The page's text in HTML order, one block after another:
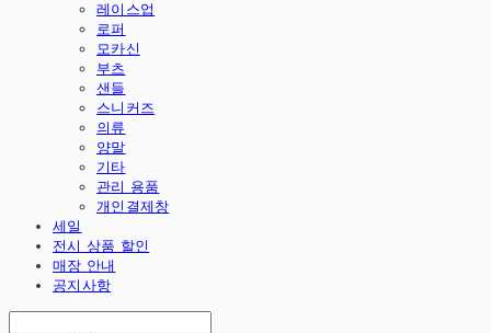
레이스업
로퍼
모카신
부츠
샌들
스니커즈
의류
양말
기타
관리 용품
개인결제창
세일
전시 상품 할인
매장 안내
공지사항